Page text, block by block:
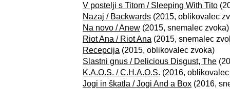
V postelji s Titom / Sleeping With Tito
Nazaj / Backwards (2015, oblikovalec
Na novo / Anew (2015, snemalec zvoka)
Riot Ana / Riot Ana (2015, snemalec
Recepcija (2015, oblikovalec zvoka)
Slastni gnus / Delicious Disgust, The
K.A.O.S. / C.H.A.O.S. (2016,
Jogi in škatla / Jogi And a Box (2016,